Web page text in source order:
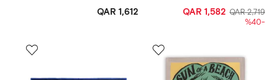
QAR 2,719
QAR 1,582
-%40
QAR 1,612